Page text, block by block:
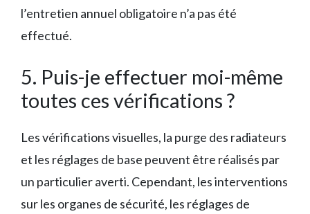
l’entretien annuel obligatoire n’a pas été
effectué.
5. Puis-je effectuer moi-même
toutes ces vérifications ?
Les vérifications visuelles, la purge des radiateurs
et les réglages de base peuvent être réalisés par
un particulier averti. Cependant, les interventions
sur les organes de sécurité, les réglages de